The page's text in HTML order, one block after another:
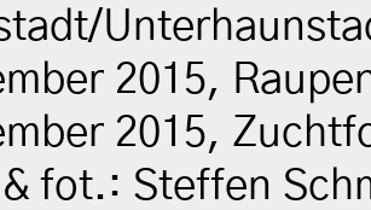
2015,
2015,
fot.: Steffen